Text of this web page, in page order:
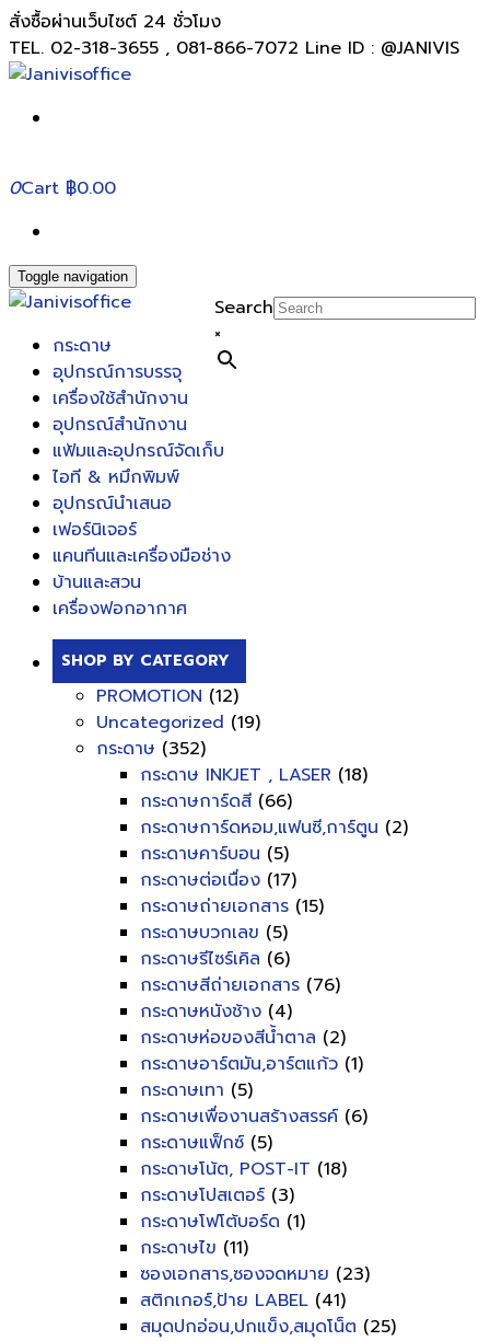
สั่งซื้อผ่านเว็บไซต์ 24 ชั่วโมง
TEL. 02-318-3655 , 081-866-7072 Line ID : @JANIVIS
0Cart ฿0.00
Toggle navigation
Search
×
กระดาษ
อุปกรณ์การบรรจุ
เครื่องใช้สำนักงาน
อุปกรณ์สำนักงาน
แฟ้มและอุปกรณ์จัดเก็บ
ไอที & หมึกพิมพ์
อุปกรณ์นำเสนอ
เฟอร์นิเจอร์
แคนทีนและเครื่องมือช่าง
บ้านและสวน
เครื่องฟอกอากาศ
SHOP BY CATEGORY
PROMOTION (12)
Uncategorized (19)
กระดาษ (352)
กระดาษ INKJET , LASER (18)
กระดาษการ์ดสี (66)
กระดาษการ์ดหอม,แฟนซี,การ์ตูน (2)
กระดาษคาร์บอน (5)
กระดาษต่อเนื่อง (17)
กระดาษถ่ายเอกสาร (15)
กระดาษบวกเลข (5)
กระดาษรีไซร์เคิล (6)
กระดาษสีถ่ายเอกสาร (76)
กระดาษหนังช้าง (4)
กระดาษห่อของสีน้ำตาล (2)
กระดาษอาร์ตมัน,อาร์ตแก้ว (1)
กระดาษเทา (5)
กระดาษเพื่องานสร้างสรรค์ (6)
กระดาษแฟ็กซ์ (5)
กระดาษโน้ต, POST-IT (18)
กระดาษโปสเตอร์ (3)
กระดาษโฟโต้บอร์ด (1)
กระดาษไข (11)
ซองเอกสาร,ซองจดหมาย (23)
สติกเกอร์,ป้าย LABEL (41)
สมุดปกอ่อน,ปกแข็ง,สมุดโน็ต (25)